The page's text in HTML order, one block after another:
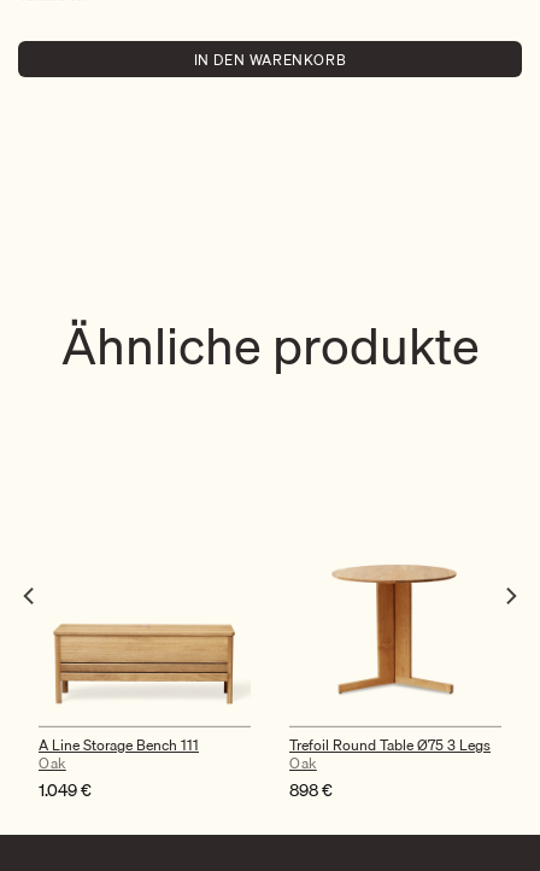
IN DEN WARENKORB
Ähnliche produkte
A Line Storage Bench 111
Oak
1.049€
Trefoil Round Table Ø75 3 Legs
Oak
898€